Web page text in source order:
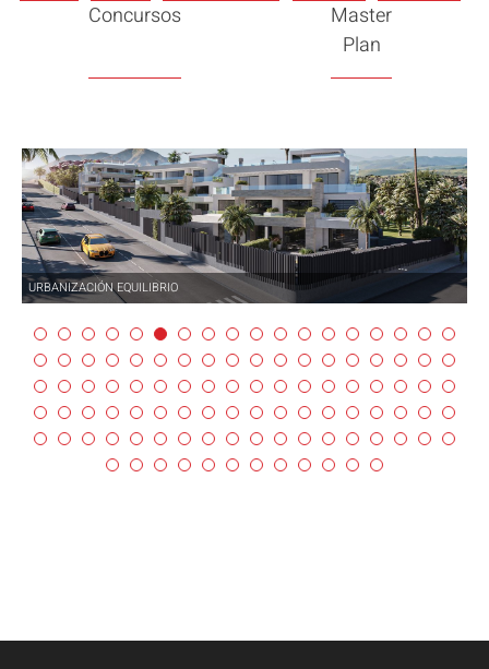
Concursos
Master
Plan
URBANIZACIÓN EQUILIBRIO